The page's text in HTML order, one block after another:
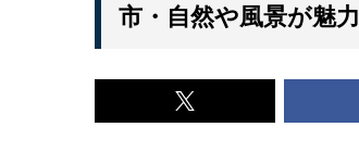
市・自然や風景が魅
x<br>